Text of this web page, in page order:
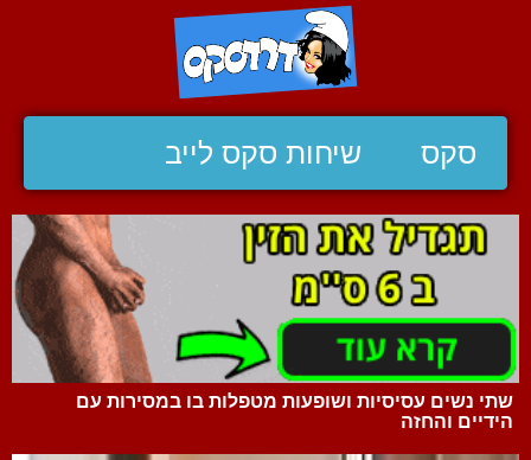
סקס שיחות סקס לייב
שתי נשים עסיסיות ושופעות מטפלות בו במסירות עם
הידיים והחזה